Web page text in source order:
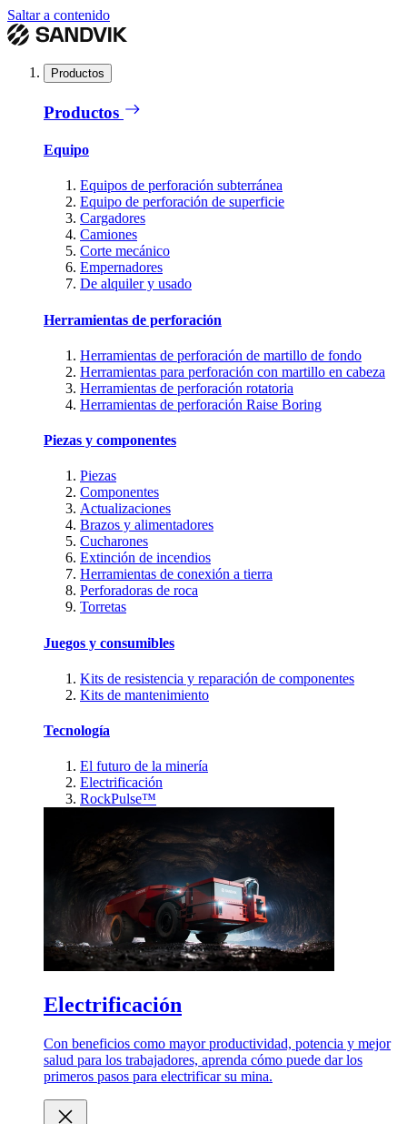
Saltar a contenido
Productos
Productos
Equipo
Equipos de perforación subterránea
Equipo de perforación de superficie
Cargadores
Camiones
Corte mecánico
Empernadores
De alquiler y usado
Herramientas de perforación
Herramientas de perforación de martillo de fondo
Herramientas para perforación con martillo en cabeza
Herramientas de perforación rotatoria
Herramientas de perforación Raise Boring
Piezas y componentes
Piezas
Componentes
Actualizaciones
Brazos y alimentadores
Cucharones
Extinción de incendios
Herramientas de conexión a tierra
Perforadoras de roca
Torretas
Juegos y consumibles
Kits de resistencia y reparación de componentes
Kits de mantenimiento
Tecnología
El futuro de la minería
Electrificación
RockPulse™
Electrificación
Con beneficios como mayor productividad, potencia y mejor
salud para los trabajadores, aprenda cómo puede dar los
primeros pasos para electrificar su mina.